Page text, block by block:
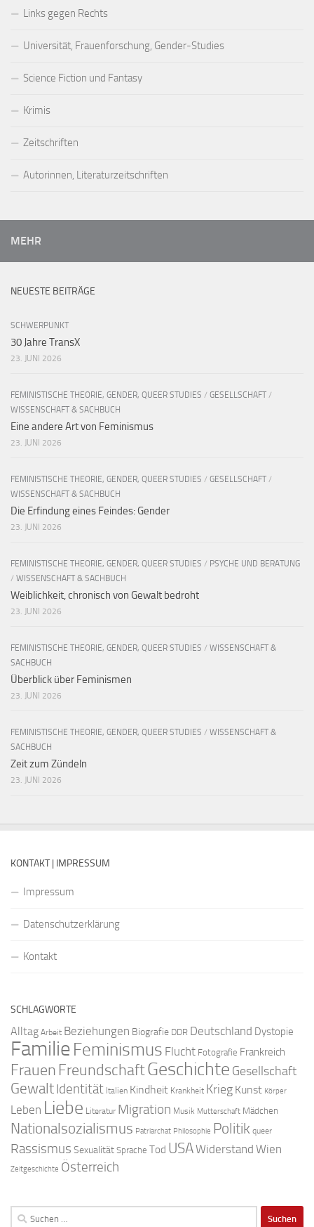
Links gegen Rechts
Universität, Frauenforschung, Gender-Studies
Science Fiction und Fantasy
Krimis
Zeitschriften
Autorinnen, Literaturzeitschriften
MEHR
NEUESTE BEITRÄGE
SCHWERPUNKT
30 Jahre TransX
23. JUNI 2026
FEMINISTISCHE THEORIE, GENDER, QUEER STUDIES / GESELLSCHAFT /
WISSENSCHAFT & SACHBUCH
Eine andere Art von Feminismus
23. JUNI 2026
FEMINISTISCHE THEORIE, GENDER, QUEER STUDIES / GESELLSCHAFT /
WISSENSCHAFT & SACHBUCH
Die Erfindung eines Feindes: Gender
23. JUNI 2026
FEMINISTISCHE THEORIE, GENDER, QUEER STUDIES / PSYCHE UND BERATUNG
/ WISSENSCHAFT & SACHBUCH
Weiblichkeit, chronisch von Gewalt bedroht
23. JUNI 2026
FEMINISTISCHE THEORIE, GENDER, QUEER STUDIES / WISSENSCHAFT &
SACHBUCH
Überblick über Feminismen
23. JUNI 2026
FEMINISTISCHE THEORIE, GENDER, QUEER STUDIES / WISSENSCHAFT &
SACHBUCH
Zeit zum Zündeln
23. JUNI 2026
KONTAKT | IMPRESSUM
Impressum
Datenschutzerklärung
Kontakt
SCHLAGWORTE
Alltag Arbeit Beziehungen Biografie DDR Deutschland Dystopie
FamilieFeminismus Flucht Fotografie Frankreich
Frauen FreundschaftGeschichte Gesellschaft
GewaltIdentität Italien Kindheit Krankheit Krieg Kunst Körper
Leben Liebe Literatur Migration Musik Mutterschaft Mädchen
Nationalsozialismus Patriarchat Philosophie Politik queer
Rassismus SexualitätSprache Tod USAWiderstand Wien
Zeitgeschichte Österreich
Suchen